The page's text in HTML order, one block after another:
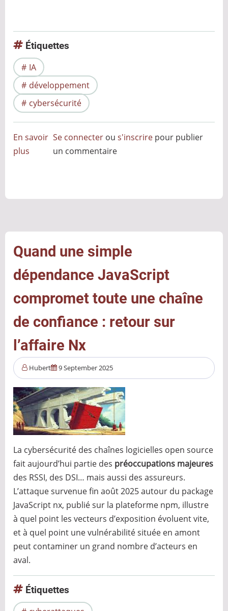
Étiquettes
IA
développement
cybersécurité
En savoir
plus
artificielle
code
votre
entre
révolution
et
nouveaux
risques
cyber
Se connecter ous'inscrire pour publier
un commentaire
Quand une simple
dépendance JavaScript
compromet toute une chaîne
de confiance : retour sur
l’affaire Nx
Hubert 9 September 2025
La cybersécurité des chaînes logicielles open source
fait aujourd’hui partie des préoccupations majeures
des RSSI, des DSI… mais aussi des assureurs.
L’attaque survenue fin août 2025 autour du package
JavaScript nx, publié sur la plateforme npm, illustre
à quel point les vecteurs d’exposition évoluent vite,
et à quel point une vulnérabilité située en amont
peut contaminer un grand nombre d’acteurs en
aval.
Étiquettes